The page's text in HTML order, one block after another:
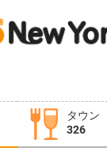
タウン
326
教えて！